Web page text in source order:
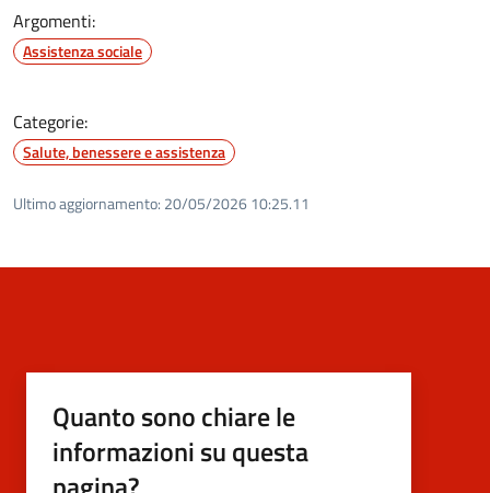
Argomenti:
Assistenza sociale
Categorie:
Salute, benessere e assistenza
Ultimo aggiornamento: 20/05/2026 10:25.11
Quanto sono chiare le
informazioni su questa